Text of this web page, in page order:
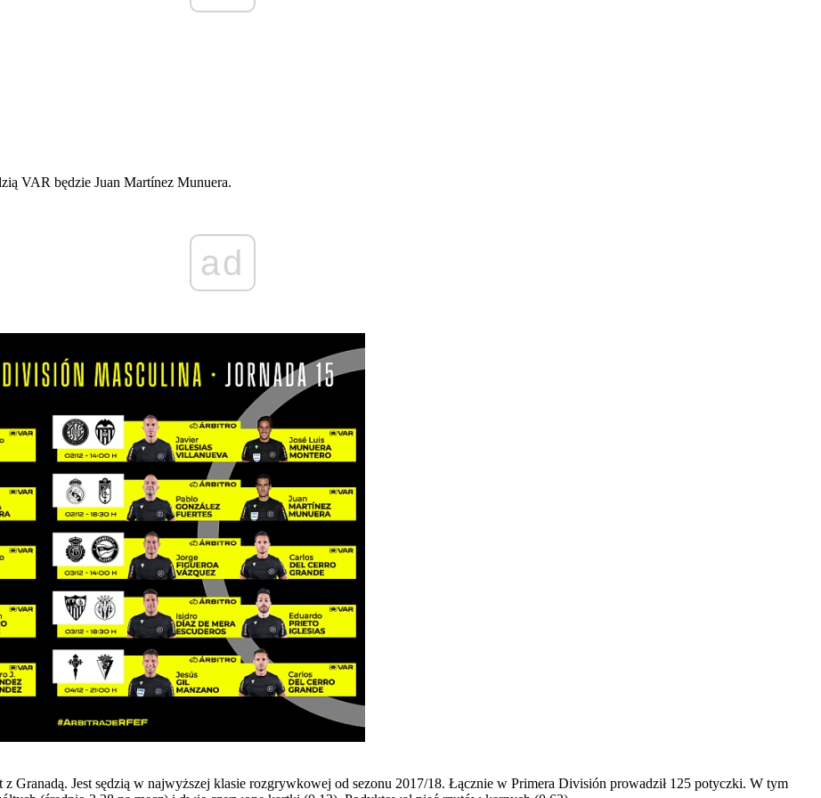
VAR będzie Juan Martínez Munuera.
ad
Granadą. Jest sędzią w najwyższej klasie rozgrywkowej od sezonu 2017/18. Łącznie w Primera División prowadził 125 potyczki. W tym